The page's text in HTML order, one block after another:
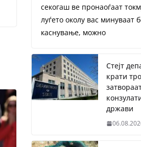
секогаш ве пронаоѓаат
луѓето околу вас минуваат
каснување, можно
Стејт
крати
држави